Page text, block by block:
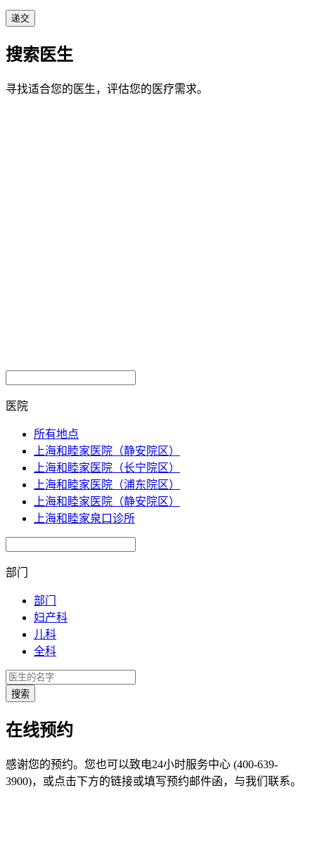
搜索医生
寻找适合您的医生，评估您的医疗需求。
医院
所有地点
上海和睦家医院（静安院区）
上海和睦家医院（长宁院区）
上海和睦家医院（浦东院区）
上海和睦家医院（静安院区）
上海和睦家泉口诊所
部门
部门
妇产科
儿科
全科
在线预约
感谢您的预约。您也可以致电24小时服务中心 (400-639-
3900)，或点击下方的链接或填写预约邮件函，与我们联系。